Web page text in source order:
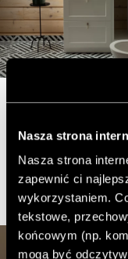
Nasza strona
Nasza strona
zapewnić ci
wykorzystaniem.
tekstowe,
końcowym (np.
mogą być
widokiem na lasek
delikatnej formie
charakteru.